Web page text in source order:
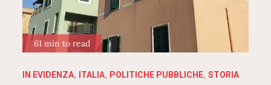
61 min to read
IN EVIDENZA ITALIA POLITICHE PUBBLICHE STORIA